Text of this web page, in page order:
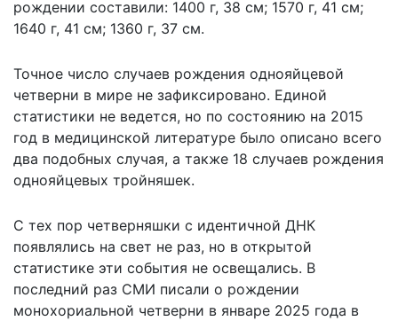
рождении составили: 1400 г, 38 см; 1570 г, 41 см;
1640 г, 41 см; 1360 г, 37 см.
Точное число случаев рождения однояйцевой
четверни в мире не зафиксировано. Единой
статистики не ведется, но по состоянию на 2015
год в медицинской литературе было описано всего
два подобных случая, а также 18 случаев рождения
однояйцевых тройняшек.
С тех пор четверняшки с идентичной ДНК
появлялись на свет не раз, но в открытой
статистике эти события не освещались. В
последний раз СМИ писали о рождении
монохориальной четверни в январе 2025 года в